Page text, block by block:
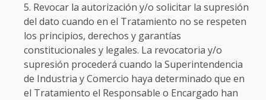
Revocar la autorización y/o solicitar la supresión
del dato cuando en el Tratamiento no se respeten
los principios, derechos y garantías
constitucionales y legales. La revocatoria y/o
supresión procederá cuando la Superintendencia
de Industria y Comercio haya determinado que en
el Tratamiento el Responsable o Encargado han